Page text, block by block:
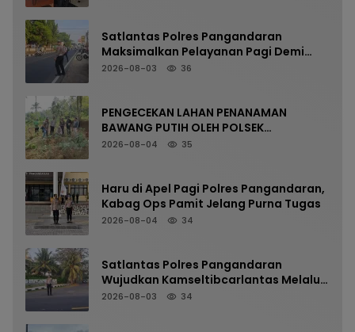
Satlantas Polres Pangandaran
Maksimalkan Pelayanan Pagi Demi
Kelancaran Arus Kendaraan
2026-08-03 36
PENGECEKAN LAHAN PENANAMAN
BAWANG PUTIH OLEH POLSEK
LANGKAPLANCAR DUKUNG PROGRAM
2026-08-04 35
Haru di Apel Pagi Polres Pangandaran,
Kabag Ops Pamit Jelang Purna Tugas
2026-08-04 34
Satlantas Polres Pangandaran
Wujudkan Kamseltibcarlantas Melalui
Pelayanan Arus Pagi
2026-08-03 34